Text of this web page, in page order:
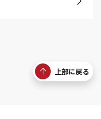
上部に戻る